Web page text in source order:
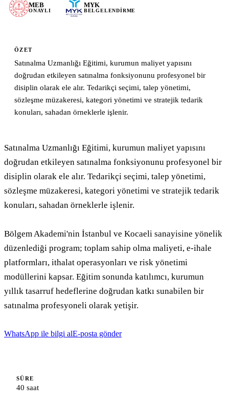
Mevzuat & Yönetmelik
Vaka Çalışmaları
Formlar & Materyaller
Hakkımızda
WhatsApp Mail Gönder
MEB
ONAYLI
MYK
BELGELENDIRME
ÖZET
Satınalma Uzmanlığı Eğitimi, kurumun maliyet yapısını
doğrudan etkileyen satınalma fonksiyonunu profesyonel bir
disiplin olarak ele alır. Tedarikçi seçimi, talep yönetimi,
sözleşme müzakeresi, kategori yönetimi ve stratejik tedarik
konuları, sahadan örneklerle işlenir.
Satınalma Uzmanlığı Eğitimi, kurumun maliyet yapısını
doğrudan etkileyen satınalma fonksiyonunu profesyonel bir
disiplin olarak ele alır. Tedarikçi seçimi, talep yönetimi,
sözleşme müzakeresi, kategori yönetimi ve stratejik tedarik
konuları, sahadan örneklerle işlenir.
Bölgem Akademi'nin İstanbul ve Kocaeli sanayisine yönelik
düzenlediği program; toplam sahip olma maliyeti, e-ihale
platformları, ithalat operasyonları ve risk yönetimi
modüllerini kapsar. Eğitim sonunda katılımcı, kurumun
yıllık tasarruf hedeflerine doğrudan katkı sunabilen bir
satınalma profesyoneli olarak yetişir.
WhatsApp ile bilgi alE-posta gönder
SÜRE
40 saat